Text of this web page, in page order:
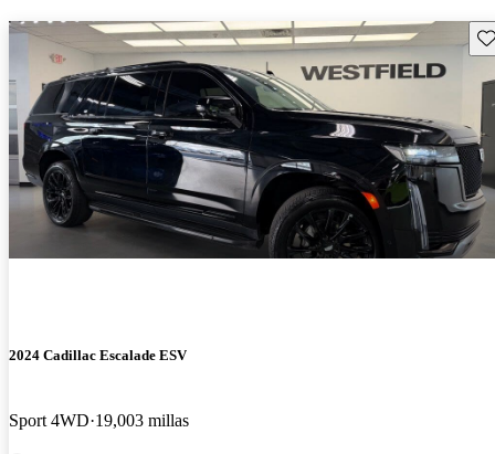
2024 Cadillac Escalade ESV
Sport 4WD 19,003 millas